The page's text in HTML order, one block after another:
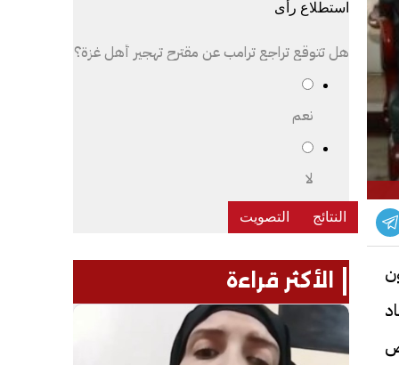
استطلاع رأى
هل تتوقع تراجع ترامب عن مقترح تهجير أهل غزة؟
نعم
لا
الأكثر قراءة